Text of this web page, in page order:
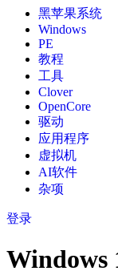
黑苹果系统
Windows
PE
教程
工具
Clover
OpenCore
驱动
应用程序
虚拟机
AI软件
杂项
登录
Windows